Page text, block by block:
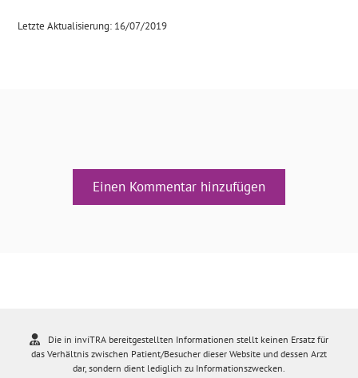
Letzte Aktualisierung: 16/07/2019
Einen Kommentar hinzufügen
Die in inviTRA bereitgestellten Informationen stellt keinen Ersatz für
das Verhältnis zwischen Patient/Besucher dieser Website und dessen Arzt
dar, sondern dient lediglich zu Informationszwecken.